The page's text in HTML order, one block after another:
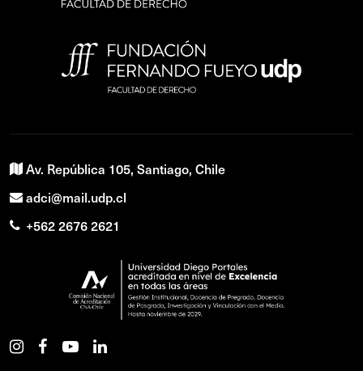
Av. República 105, Santiago, Chile
adci@mail.udp.cl
+562 2676 2621